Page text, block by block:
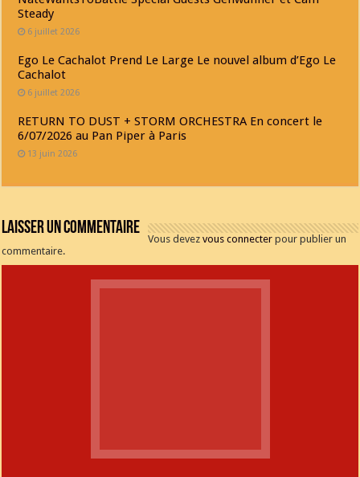
Steady
6 juillet 2026
Ego Le Cachalot Prend Le Large Le nouvel album d’Ego Le
Cachalot
6 juillet 2026
RETURN TO DUST + STORM ORCHESTRA En concert le
6/07/2026 au Pan Piper à Paris
13 juin 2026
Laisser un commentaire
Vous devezvous connecter pour publier un
commentaire.